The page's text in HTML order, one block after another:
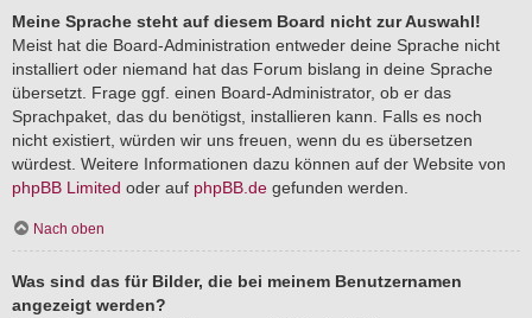
Meine Sprache steht auf diesem Board nicht zur Auswahl!
Meist hat die Board-Administration entweder deine Sprache nicht
installiert oder niemand hat das Forum bislang in deine Sprache
übersetzt. Frage ggf. einen Board-Administrator, ob er das
Sprachpaket, das du benötigst, installieren kann. Falls es noch
nicht existiert, würden wir uns freuen, wenn du es übersetzen
würdest. Weitere Informationen dazu können auf der Website von
phpBB Limited oder auf phpBB.de gefunden werden.
Nach oben
Was sind das für Bilder, die bei meinem Benutzernamen
angezeigt werden?